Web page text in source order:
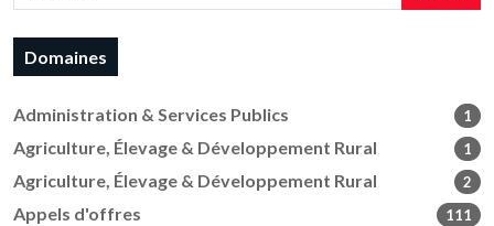
Domaines
Administration & Services Publics 1
Agriculture, Élevage & Développement Rural 1
Agriculture, Élevage & Développement Rural 2
Appels d'offres 111